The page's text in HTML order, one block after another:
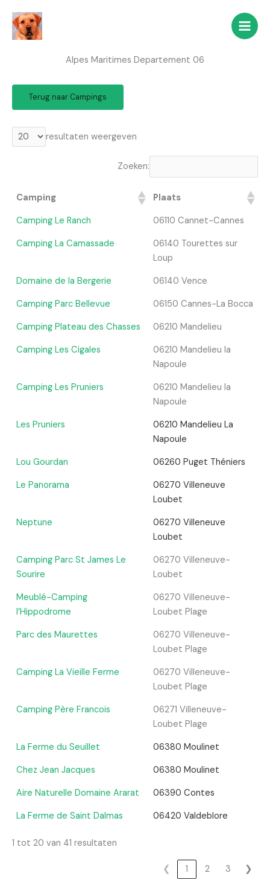
naar
Alpes Maritimes Departement 06
Terug naar Campings
resultaten weergeven
Zoeken:
Camping
Plaats
Camping Le Ranch
06110 Cannet-Cannes
Camping La Camassade
06140 Tourettes sur
Loup
Domaine de la Bergerie
06140 Vence
Camping Parc Bellevue
06150 Cannes-La Bocca
Camping Plateau des Chasses
06210 Mandelieu
Camping Les Cigales
06210 Mandelieu la
Napoule
Camping Les Pruniers
06210 Mandelieu la
Napoule
Les Pruniers
06210 Mandelieu La
Napoule
Lou Gourdan
06260 Puget Théniers
Le Panorama
06270 Villeneuve
Loubet
Neptune
06270 Villeneuve
Loubet
Camping Parc St James Le
Sourire
06270 Villeneuve-
Loubet
Meublé-Camping
l’Hippodrome
06270 Villeneuve-
Loubet Plage
Parc des Maurettes
06270 Villeneuve-
Loubet Plage
Camping La Vieille Ferme
06270 Villeneuve-
Loubet Plage
Camping Père Francois
06271 Villeneuve-
Loubet Plage
La Ferme du Seuillet
06380 Moulinet
Chez Jean Jacques
06380 Moulinet
Aire Naturelle Domaine Ararat
06390 Contes
La Ferme de Saint Dalmas
06420 Valdeblore
1 tot 20 van 41 resultaten
❮ 1 2 3 ❯